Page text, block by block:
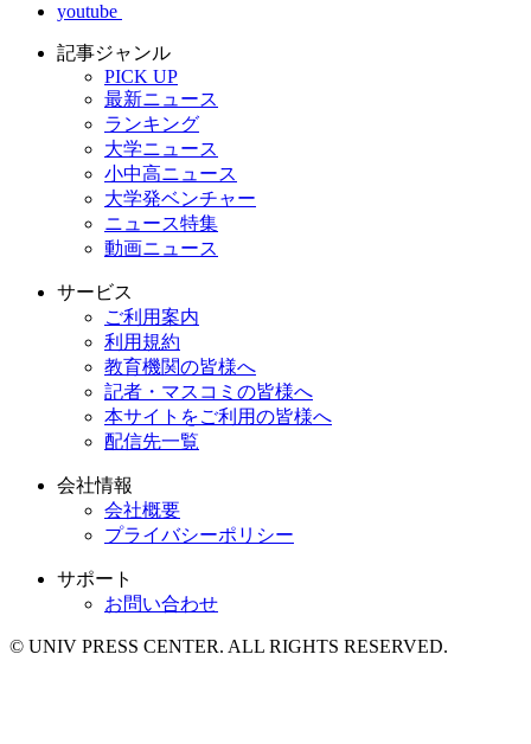
youtube
記事ジャンル
PICK UP
最新ニュース
ランキング
大学ニュース
小中高ニュース
大学発ベンチャー
ニュース特集
動画ニュース
サービス
ご利用案内
利用規約
教育機関の皆様へ
記者・マスコミの皆様へ
本サイトをご利用の皆様へ
配信先一覧
会社情報
会社概要
プライバシーポリシー
サポート
お問い合わせ
© UNIV PRESS CENTER. ALL RIGHTS RESERVED.